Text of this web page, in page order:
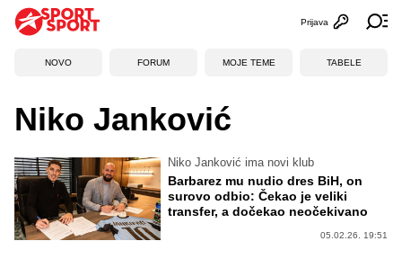
Otvori
Prijava
NOVO FORUM MOJE TEME TABELE
Niko Janković
Niko Janković ima novi klub
Barbarez mu nudio dres BiH, on
surovo odbio: Čekao je veliki
transfer, a dočekao neočekivano
05.02.26. 19:51